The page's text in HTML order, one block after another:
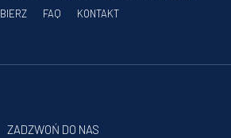
FAQ KONTAKT
ZADZWOŃ DO NAS